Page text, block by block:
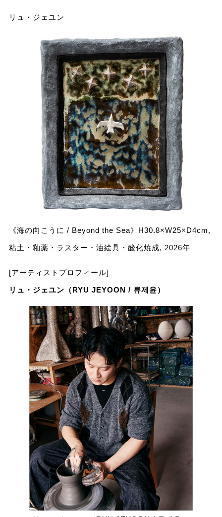
リュ・ジェユン
《海の向こうに / Beyond the Sea》H30.8×W25×D4cm,
粘土・釉薬・ラスター・油絵具・酸化焼成, 2026年
[アーティストプロフィール]
リュ・ジェユン（RYU JEYOON / 류제윤）